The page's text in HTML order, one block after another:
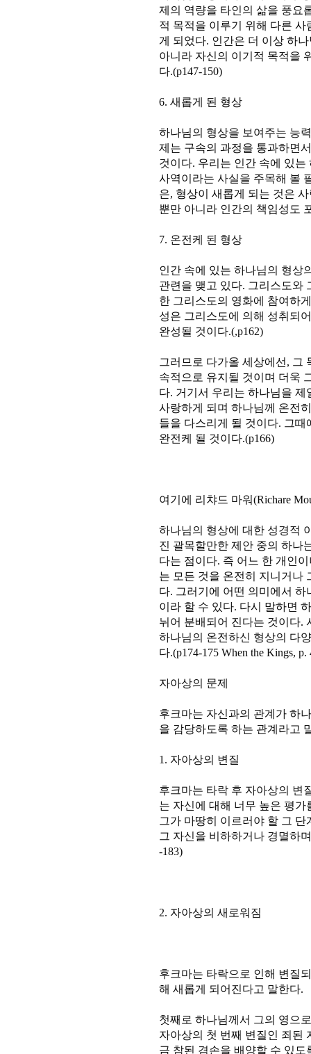
제의 역량을 타인의 삶을 풍요
적 목적을 이루기 위해 다른
게 되었다. 인간은 더 이상 하
아니라 자신의 이기적 목적을
다.(p147-150)
6. 새롭게 된 형상
하나님의 형상을 보여주는 능
제는 구속의 과정을 통과하면
것이다. 우리는 인간 속에 있
사역이라는 사실을 주목해 볼
은, 형상이 새롭게 되는 것은
뿐만 아니라 인간의 책임성도
7. 온전케 된 형상
인간 속에 있는 하나님의 형상
관련을 맺고 있다. 그리스도와
한 그리스도의 영화에 참여하
성은 그리스도에 의해 성취되
완성될 것이다.(,p162)
그러므로 다가올 세상에선, 그
속적으로 유지될 것이며 더욱
다. 거기서 우리는 하나님을
사랑하게 되며 하나님께 온전
들을 다스리게 될 것이다. 그
완전케 될 것이다.(p166)
여기에 리챠드 마워(Richare
하나님의 형상에 대한 성경적
진 괄목할만한 제안 중의 하나
다는 점이다. 즉 어느 한 개인
는 모든 것을 온전히 지니거나
다. 그러기에 어떤 의미에서
이라 할 수 있다. 다시 말하면
뉘어 분배되어 진다는 것이다.
하나님의 온전하신 형상의 다
다.(p174-175 When the Kings, p.
자아상의 문제
후크마는 자신과의 관계가 하
을 감당하도록 하는 관계라고
1. 자아상의 변질
후크마는 타락 후 자아상의 변
는 자신에 대해 너무 높은 평
그가 마땅히 이르러야 할 그
그 자신을 비하하거나 경멸하
-183)
2. 자아상의 새로워짐
후크마는 타락으로 인해 변질
해 새롭게 되어진다고 말한다.
첫째로 하나님께서 그의 영으
자아상의 첫 번째 변질인 죄된
금 참된 겸손을 배양할 수 있